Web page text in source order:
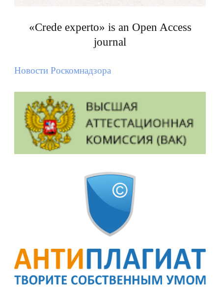
«Crede experto» is an Open Access
journal
Новости Роскомнадзора